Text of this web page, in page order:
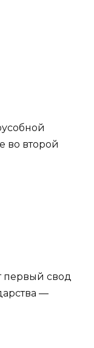
во второй
первый свод
—